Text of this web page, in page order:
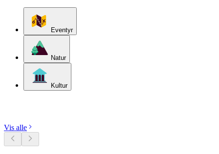
Eventyr
Natur
Kultur
Vis alle